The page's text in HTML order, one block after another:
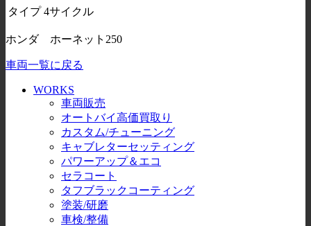
タイプ 4サイクル
ホンダ ホーネット250
車両一覧に戻る
WORKS
車両販売
オートバイ高価買取り
カスタム/チューニング
キャブレターセッティング
パワーアップ＆エコ
セラコート
タフブラックコーティング
塗装/研磨
車検/整備